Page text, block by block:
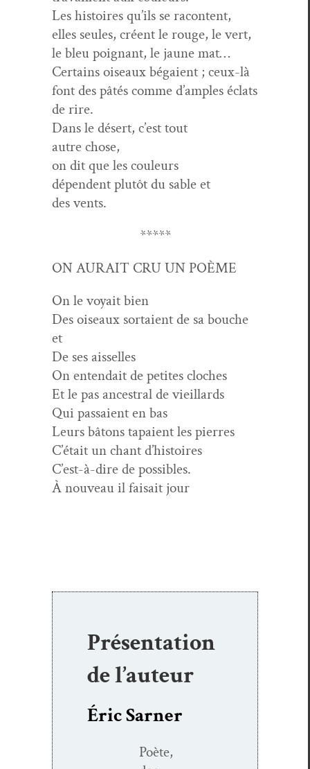
Les his­toires qu’ils se racontent,
elles seules, créent le rouge, le vert,
le bleu poignant, le jaune mat…
Cer­tains oiseaux bégaient ; ceux-là
font des pâtés comme d’amples éclats
de rire.
Dans le désert, c’est tout
autre chose,
on dit que les couleurs
dépen­dent plutôt du sable et
des vents.
*****
ON AURAIT CRU UN POÈME
On le voy­ait bien
Des oiseaux sor­taient de sa bouche
et
De ses aisselles
On entendait de petites cloches
Et le pas ances­tral de vieillards
Qui pas­saient en bas
Leurs bâtons tapaient les pierres
C’était un chant d’histoires
C’est-à-dire de possibles.
À nou­veau il fai­sait jour
Présentation
de l’auteur
Éric Sarner
Poète,